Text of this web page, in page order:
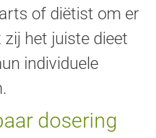
of diëtist om er
het juiste dieet
individuele
dosering